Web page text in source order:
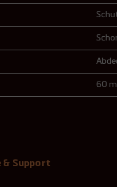
60
& Support